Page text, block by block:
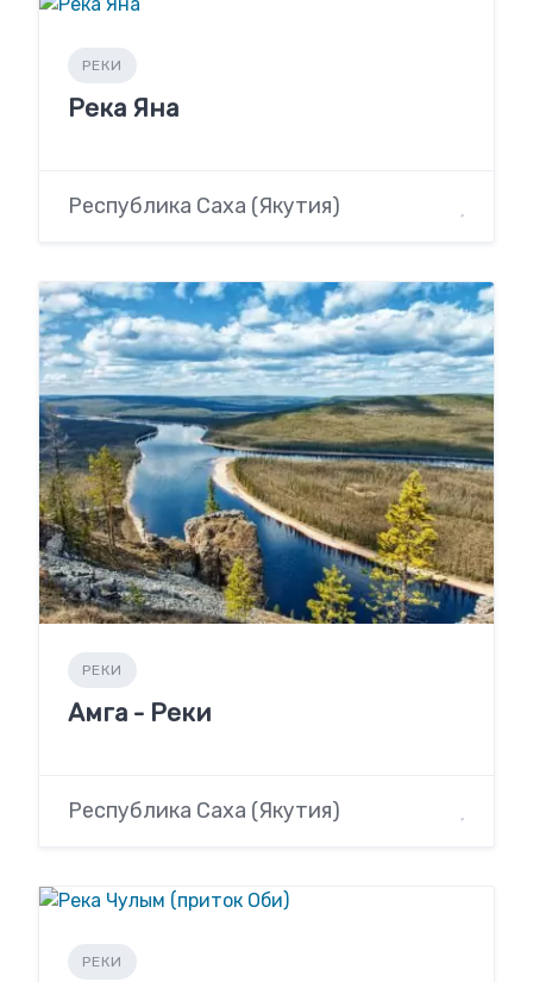
РЕКИ
Река Яна
Республика Саха (Якутия)
РЕКИ
Амга - Реки
Республика Саха (Якутия)
РЕКИ